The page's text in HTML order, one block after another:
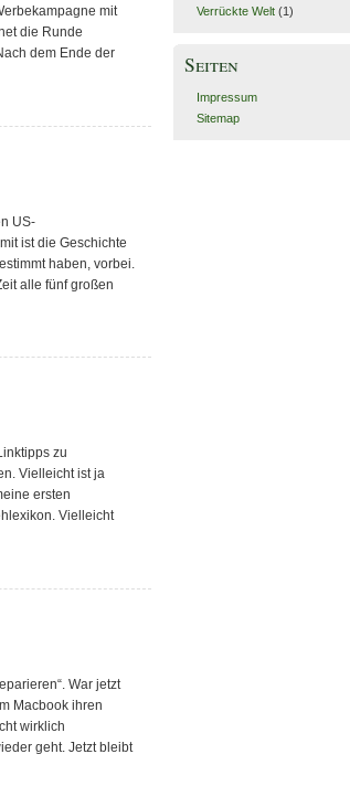
mit
die Runde
dem Ende der
US-
ist die Geschichte
haben, vorbei.
alle fünf großen
zu
Vielleicht ist ja
ersten
Vielleicht
War jetzt
Macbook ihren
wirklich
geht. Jetzt bleibt
Verrückte Welt(1)
Seiten
Impressum
Sitemap